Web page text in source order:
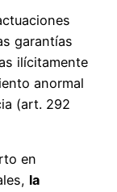
garantías
ilícitamente
anormal
(art. 292
en
la